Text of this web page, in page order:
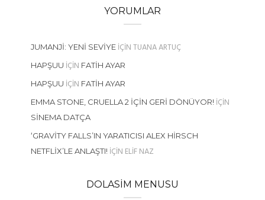
YORUMLAR
JUMANJI: YENI SEVIYEIÇINTUANA ARTUÇ
HAPŞUU IÇIN FATIH AYAR
HAPŞUU IÇIN FATIH AYAR
EMMA STONE, CRUELLA 2 İÇIN GERI DÖNÜYOR!IÇIN
SINEMA DATÇA
‘GRAVITY FALLS’IN YARATICISI ALEX HIRSCH
NETFLIX’LE ANLAŞTI!IÇIN ELIF NAZ
DOLASIM MENUSU